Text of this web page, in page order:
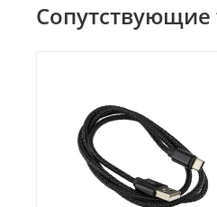
Сопутствующие